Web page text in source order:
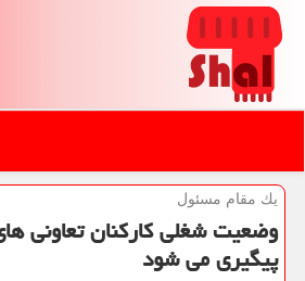
یك مقام مسئول
وضعیت شغلی كاركنان تعاونی
پیگیری می شود